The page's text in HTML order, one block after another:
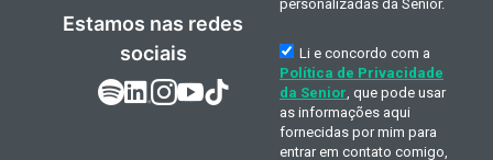
Estamos nas redes
sociais